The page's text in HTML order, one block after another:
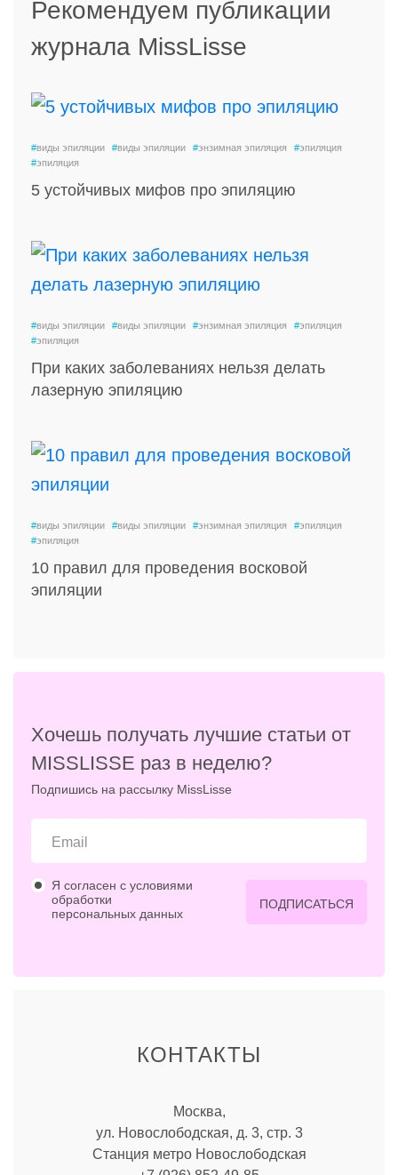
Рекомендуем публикации
журнала MissLisse
#виды эпиляции #виды эпиляции #энзимная эпиляция #эпиляция
#эпиляция
5 устойчивых мифов про эпиляцию
#виды эпиляции #виды эпиляции #энзимная эпиляция #эпиляция
#эпиляция
При каких заболеваниях нельзя делать
лазерную эпиляцию
#виды эпиляции #виды эпиляции #энзимная эпиляция #эпиляция
#эпиляция
10 правил для проведения восковой
эпиляции
Хочешь получать лучшие статьи от
MISSLISSE раз в неделю?
Подпишись на рассылку MissLisse
Я согласен с условиями
обработки
персональных данных
ПОДПИСАТЬСЯ
КОНТАКТЫ
Москва,
ул. Новослободская, д. 3, стр. 3
Станция метро Новослободская